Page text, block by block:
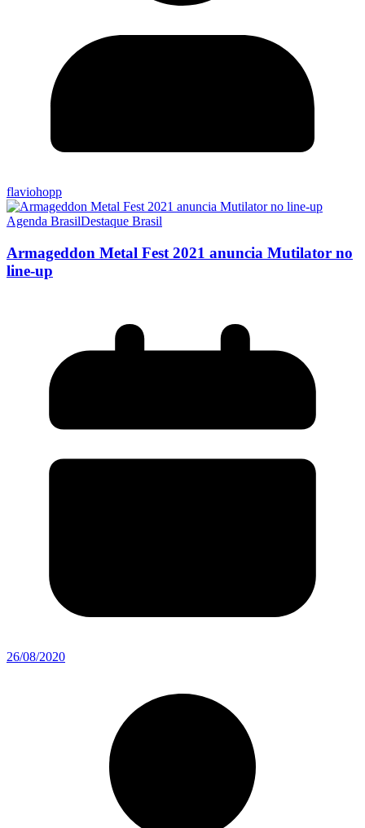
flaviohopp
Agenda BrasilDestaque Brasil
Armageddon Metal Fest 2021 anuncia Mutilator no
line-up
26/08/2020